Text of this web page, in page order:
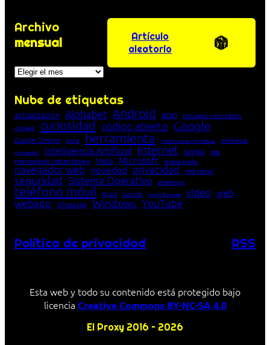
Archivo
mensual
Archivos
Artículo
aleatorio
Nube de etiquetas
actualización Alphabet Android app concepto informático
consejo
curiosidad código abierto Google
Google Chrome guía herramienta historia de la Informática Informática
innovación Inteligencia Artificial Internet juego lista
mensajería instantánea Meta Microsoft Mozilla Firefox
navegador web novedad privacidad red social
seguridad Sistema Operativo streaming
teléfono móvil truco tutorial Unión Europea vídeo web
webapp WhatsApp Windows YouTube
Política de privacidad RSS
Esta web y todo su contenido está protegido bajo
licencia Creative Commons BY-NC-SA 4.0
El Proxy 2016 – 2026